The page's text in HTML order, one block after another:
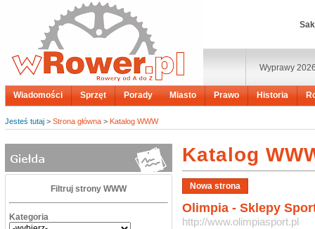
Wyprawy
Wiadomości Sprzęt Porady Miasto Prawo Historia
Jesteś tutaj > Strona główna > Katalog WWW
Filtruj strony WWW
Kategoria
Katalog
Olimpia - Sklepy
http://www.olimpiasport.pl